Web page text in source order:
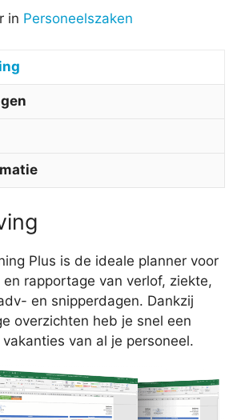
in Personeelszaken
Plus is de ideale planner voor
rapportage van verlof, ziekte,
en snipperdagen. Dankzij
overzichten heb je snel een
van al je personeel.